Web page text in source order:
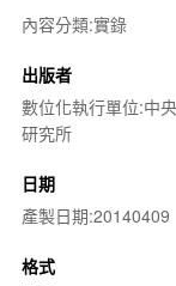
內容分類:實錄
出版者
數位化執行單位:中
研究所
日期
產製日期:20140409
格式